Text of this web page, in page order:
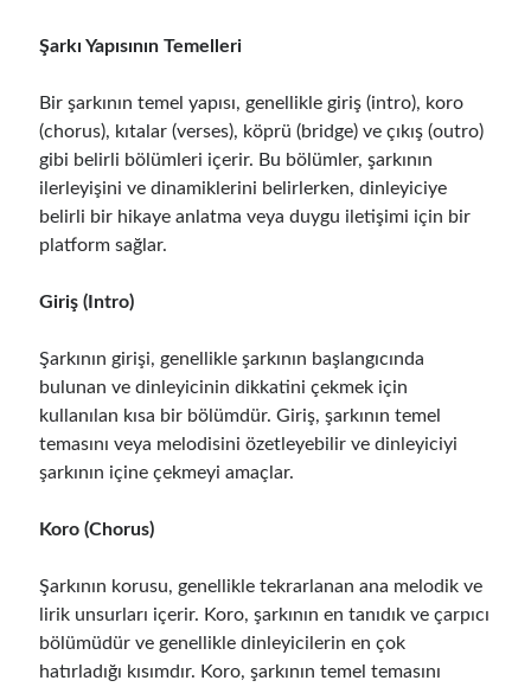
Şarkı Yapısının Temelleri
Bir şarkının temel yapısı, genellikle giriş (intro), koro
(chorus), kıtalar (verses), köprü (bridge) ve çıkış (outro)
gibi belirli bölümleri içerir. Bu bölümler, şarkının
ilerleyişini ve dinamiklerini belirlerken, dinleyiciye
belirli bir hikaye anlatma veya duygu iletişimi için bir
platform sağlar.
Giriş (Intro)
Şarkının girişi, genellikle şarkının başlangıcında
bulunan ve dinleyicinin dikkatini çekmek için
kullanılan kısa bir bölümdür. Giriş, şarkının temel
temasını veya melodisini özetleyebilir ve dinleyiciyi
şarkının içine çekmeyi amaçlar.
Koro (Chorus)
Şarkının korusu, genellikle tekrarlanan ana melodik ve
lirik unsurları içerir. Koro, şarkının en tanıdık ve çarpıcı
bölümüdür ve genellikle dinleyicilerin en çok
hatırladığı kısımdır. Koro, şarkının temel temasını